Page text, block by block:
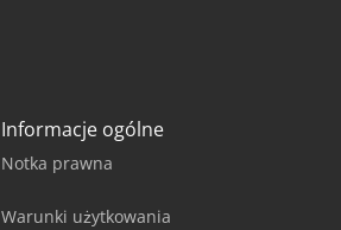
Informacje ogólne
Notka prawna
Warunki użytkowania